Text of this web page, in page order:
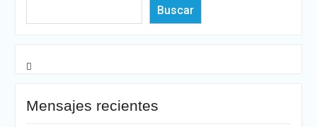
Buscar
Mensajes recientes